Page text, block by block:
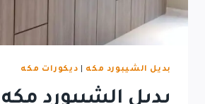
بديل الشيبورد مكه ديكورات مكه